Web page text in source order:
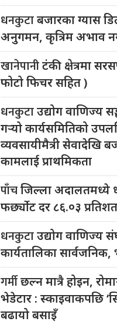
धनकुटाबजारका ग्यास
अनुगमन, कृत्रिम अभाव
खानेपानीटंकी क्षेत्रमा
फोटो फिचर सहित )
धनकुटाउद्योग वाणिज्य
गर्‍यो कार्यसमितिको
व्यवसायीमैत्री सेवादेखि
कामलाई प्राथमिकता
पाँचजिल्ला अदालतमध्ये
फर्छ्योट दर ८६.०३ प्रतिशत
धनकुटाउद्योग वाणिज्य
कार्यतालिका
गर्मीछल्न मात्रै होइन,
भेडेटार : स्काइवाकपछि
बढायो बसाइँ